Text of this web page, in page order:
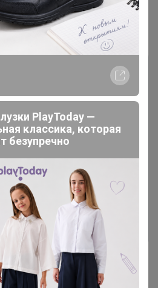
записи1-2из2
или задать вопрос
на сайте
меньше минуты
Зарегистрироваться
PlayToday —
классика, которая
безупречно